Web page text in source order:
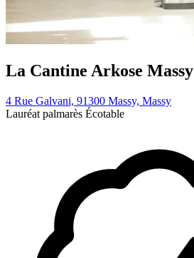
La Cantine Arkose Massy
4 Rue Galvani, 91300 Massy, Massy
Lauréat palmarès Écotable